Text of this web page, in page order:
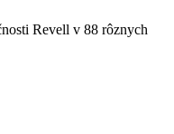
Revell v 88 rôznych